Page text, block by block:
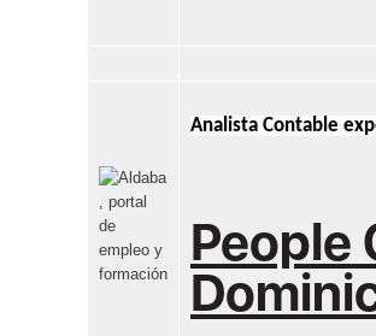
Analista Contable
People